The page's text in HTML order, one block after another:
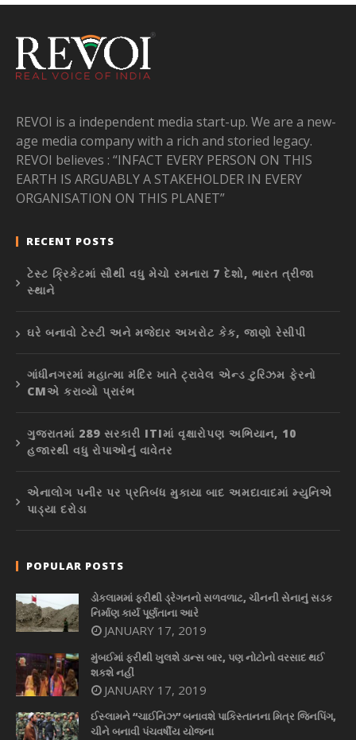
REVOI is a independent media start-up. We are a new-
age media company with a rich and storied legacy.
REVOI believes : “INFACT EVERY PERSON ON THIS
EARTH IS ARGUABLY A STAKEHOLDER IN EVERY
ORGANISATION ON THIS PLANET”
RECENT POSTS
ટેસ્ટ ક્રિકેટમાં સૌથી વધુ મેચો રમનારા 7 દેશો, ભારત ત્રીજા
સ્થાને
ઘરે બનાવો ટેસ્ટી અને મજેદાર અખરોટ કેક, જાણો રેસીપી
ગાંધીનગરમાં મહાત્મા મંદિર ખાતે ટ્રાવેલ એન્ડ ટુરિઝમ ફેરનો
CMએ કરાવ્યો પ્રારંભ
ગુજરાતમાં 289 સરકારી ITIમાં વૃક્ષારોપણ અભિયાન, 10
હજારથી વધુ રોપાઓનું વાવેતર
એનાલોગ પનીર પર પ્રતિબંધ મુકાયા બાદ અમદાવાદમાં મ્યુનિએ
પાડ્યા દરોડા
POPULAR POSTS
ડોકલામમાં ફરીથી ડ્રેગનનો સળવળાટ, ચીનની સેનાનું સડક
નિર્માણ કાર્ય પૂર્ણતાના આરે
JANUARY 17, 2019
મુંબઈમાં ફરીથી ખુલશે ડાન્સ બાર, પણ નોટોનો વરસાદ થઈ
શકશે નહીં
JANUARY 17, 2019
ઈસ્લામને “ચાઈનિઝ” બનાવશે પાકિસ્તાનના મિત્ર જિનપિંગ,
ચીને બનાવી પંચવર્ષીય યોજના